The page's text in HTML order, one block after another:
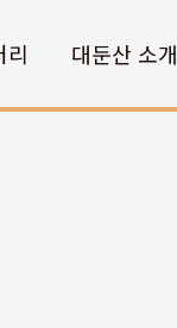
리 대둔산 소개